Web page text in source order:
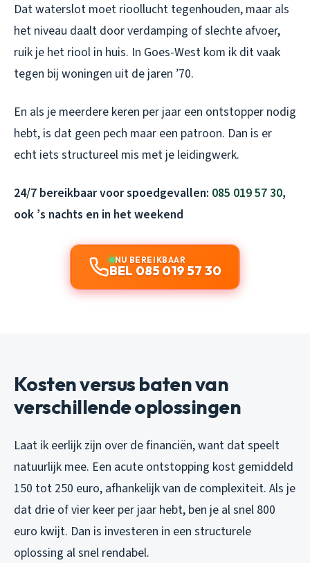
Dat waterslot moet rioollucht tegenhouden, maar als
het niveau daalt door verdamping of slechte afvoer,
ruik je het riool in huis. In Goes-West kom ik dit vaak
tegen bij woningen uit de jaren ’70.
En als je meerdere keren per jaar een ontstopper nodig
hebt, is dat geen pech maar een patroon. Dan is er
echt iets structureel mis met je leidingwerk.
24/7 bereikbaar voor spoedgevallen: 085 019 57 30,
ook ’s nachts en in het weekend
NU BEREIKBAAR
BEL 085 019 57 30
Kosten versus baten van
verschillende oplossingen
Laat ik eerlijk zijn over de financiën, want dat speelt
natuurlijk mee. Een acute ontstopping kost gemiddeld
150 tot 250 euro, afhankelijk van de complexiteit. Als je
dat drie of vier keer per jaar hebt, ben je al snel 800
euro kwijt. Dan is investeren in een structurele
oplossing al snel rendabel.